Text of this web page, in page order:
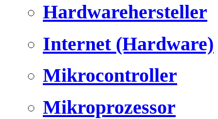
Hardwarehersteller
Internet (Hardware)
Mikrocontroller
Mikroprozessor